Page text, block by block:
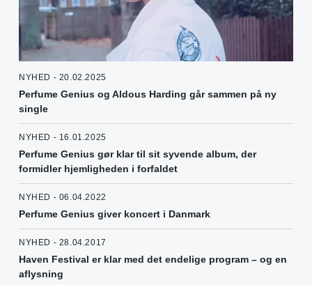
NYHED - 20.02.2025
Perfume Genius og Aldous Harding går sammen på ny
single
NYHED - 16.01.2025
Perfume Genius gør klar til sit syvende album, der
formidler hjemligheden i forfaldet
NYHED - 06.04.2022
Perfume Genius giver koncert i Danmark
NYHED - 28.04.2017
Haven Festival er klar med det endelige program – og en
aflysning